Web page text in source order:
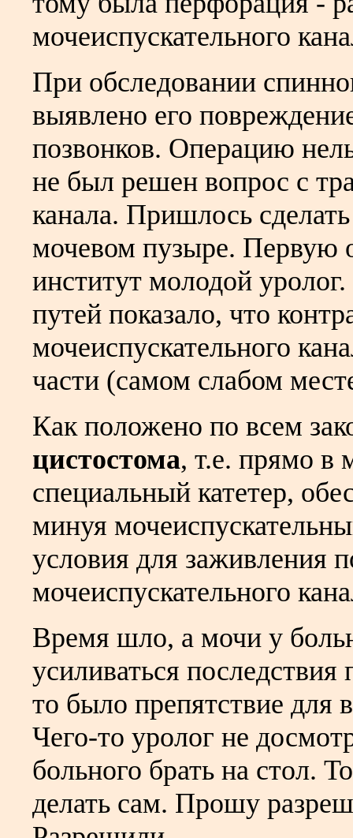
мочеиспускательного
При обследовании
выявлено его
позвонков. Операцию
не был решен вопрос с
канала. Пришлось
мочевом пузыре. Первую
институт молодой
путей показало, что
мочеиспускательного
части (самом слабом
Как положено по всем
цистостома, т.е. прямо в
специальный катетер,
минуя
условия для заживления
мочеиспускательного
Время шло, а мочи у
усиливаться
то было препятствие для
Чего-то уролог не
больного брать на стол.
делать сам. Прошу